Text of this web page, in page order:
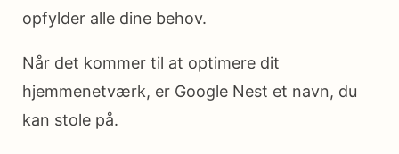
opfylder alle dine behov.
Når det kommer til at optimere dit
hjemmenetværk, er Google Nest et navn, du
kan stole på.